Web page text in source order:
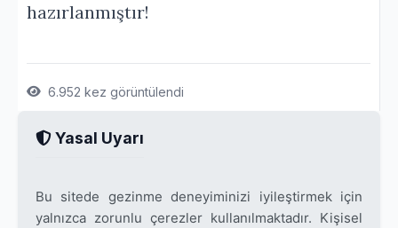
hazırlanmıştır!
6.952 kez görüntülendi
Yasal Uyarı
Bu sitede gezinme deneyiminizi iyileştirmek için
yalnızca zorunlu çerezler kullanılmaktadır. Kişisel